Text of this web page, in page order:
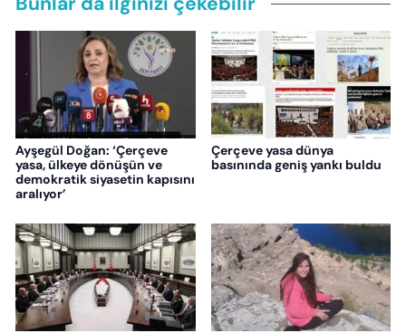
Ayşegül Doğan: ‘Çerçeve
yasa, ülkeye dönüşün ve
demokratik siyasetin kapısını
aralıyor’
Çerçeve yasa dünya
basınında geniş yankı buldu